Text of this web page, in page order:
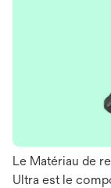
Le Matériau de
Ultra est le